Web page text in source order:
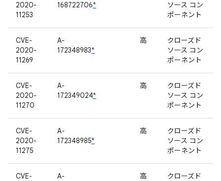
2020-
11253
168722706*
ソース コン
ポーネント
CVE-
2020-
11269
A-
172348983*
高
クローズド
ソース コン
ポーネント
CVE-
2020-
11270
A-
172349024*
高
クローズド
ソース コン
ポーネント
CVE-
2020-
11275
A-
172348985*
高
クローズド
ソース コン
ポーネント
CVE-
A-
高
クローズド